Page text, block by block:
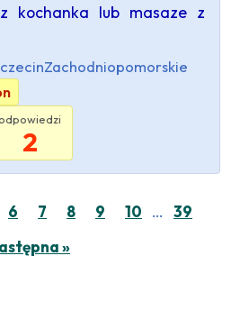
kochanka lub masaze z
Zachodniopomorskie
odpowiedzi
2
6 7 8 9 10 …
39
»